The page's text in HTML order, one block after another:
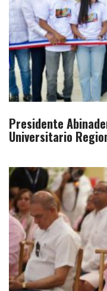
Presidente
Universitario